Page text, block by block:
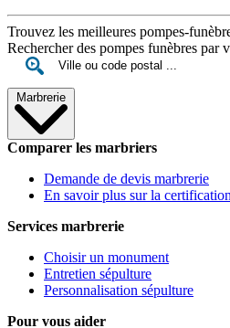
Trouvez les meilleures pompes-
Rechercher des pompes funèbres par
Marbrerie
Comparer les marbriers
Demande de devis marbrerie
En savoir plus sur la
Services marbrerie
Choisir un monument
Entretien sépulture
Personnalisation sépulture
Pour vous aider